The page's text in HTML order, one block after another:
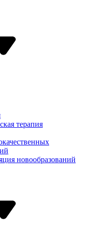
терапия
новообразований